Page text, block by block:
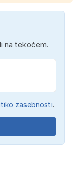
na tekočem.
zasebnosti.